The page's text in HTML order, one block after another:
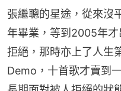
張繼聰的星途，從來沒
年畢業，等到2005年
拒絕，那時亦上了人生
Demo，十首歌才賣到